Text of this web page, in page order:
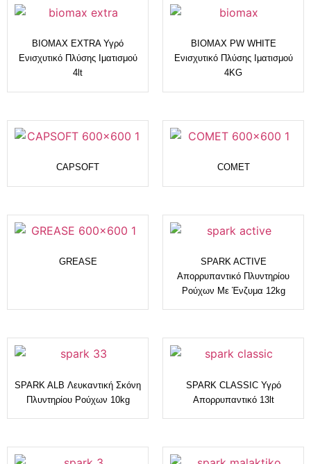
BIOMAX EXTRA Υγρό
Ενισχυτικό Πλύσης Ιματισμού
4lt
BIOMAX PW WHITE
Ενισχυτικό Πλύσης Ιματισμού
4KG
CAPSOFT COMET
GREASE
SPARK ACTIVE
Απορρυπαντικό Πλυντηρίου
Ρούχων Με Ένζυμα 12kg
SPARK ALB Λευκαντική Σκόνη
Πλυντηρίου Ρούχων 10kg
SPARK CLASSIC Υγρό
Απορρυπαντικό 13lt